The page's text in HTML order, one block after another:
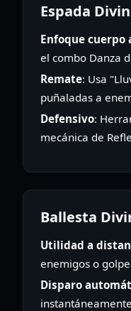
Espada
Enfoque cuerpo
el combo Danza
Remate: Usa
puñaladas a
Defensivo:
mecánica de
Ballesta
Utilidad a
enemigos o
Disparo